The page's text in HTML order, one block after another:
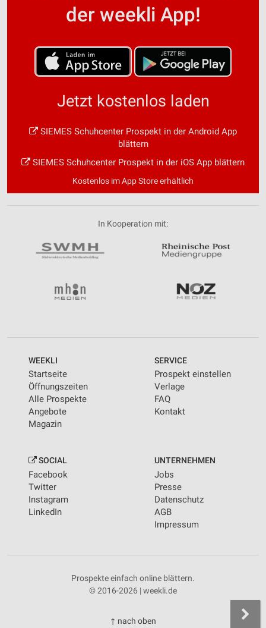
der weekli App!
Jetzt kostenlos laden
SIEMES Schuhcenter Prospekt in der Android App
blättern
SIEMES Schuhcenter Prospekt in der iOS App blättern
Kostenlos im App Store erhältlich
In Kooperation mit:
WEEKLI
Startseite
Öffnungszeiten
Alle Prospekte
Angebote
Magazin
SERVICE
Prospekt einstellen
Verlage
FAQ
Kontakt
SOCIAL
Facebook
Twitter
Instagram
LinkedIn
UNTERNEHMEN
Jobs
Presse
Datenschutz
AGB
Impressum
Prospekte einfach online blättern.
© 2016-2026 | weekli.de
↑ nach oben